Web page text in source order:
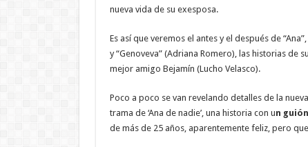
nueva vida de su exesposa.
Es así que veremos el antes y el después de
y “Genoveva” (Adriana Romero), las historias de
mejor amigo Bejamín (Lucho Velasco).
Poco a poco se van revelando detalles de la
trama de ‘Ana de nadie’, una historia con un
de más de 25 años, aparentemente feliz, pero